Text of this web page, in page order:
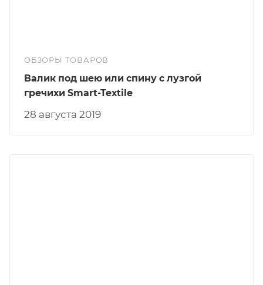
ОБЗОРЫ ТОВАРОВ
28 августа 2019
Валик под шею или спину с лузгой
гречихи Smart-Textile